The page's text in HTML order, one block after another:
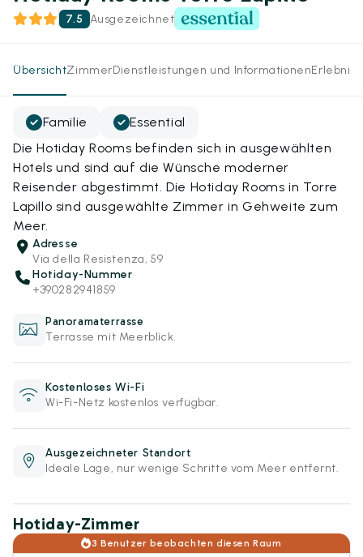
7.5 Ausgezeichnet
ÜbersichtZimmerDienstleistungen und Informationen
Familie
Essential
Die Hotiday Rooms befinden sich in ausgewählten
Hotels und sind auf die Wünsche moderner
Reisender abgestimmt. Die Hotiday Rooms in Torre
Lapillo sind ausgewählte Zimmer in Gehweite zum
Meer.
Adresse
Via della Resistenza, 59
Hotiday-Nummer
+390282941859
Panoramaterrasse
Terrasse mit Meerblick.
Kostenloses Wi-Fi
Wi-Fi-Netz kostenlos verfügbar.
Ausgezeichneter Standort
Ideale Lage, nur wenige Schritte vom Meer entfernt.
Hotiday-Zimmer
3 Benutzer beobachten diesen Raum